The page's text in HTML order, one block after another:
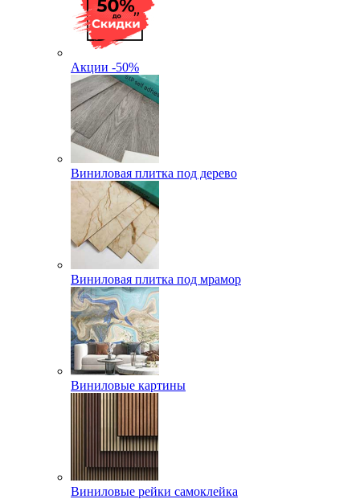
Акции -50%
Виниловая плитка под дерево
Виниловая плитка под мрамор
Виниловые картины
Виниловые рейки самоклейка